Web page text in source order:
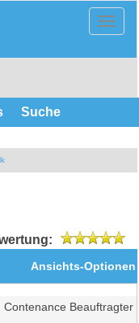
Suche
Ansichts-Optionen
Contenance Beauftragter